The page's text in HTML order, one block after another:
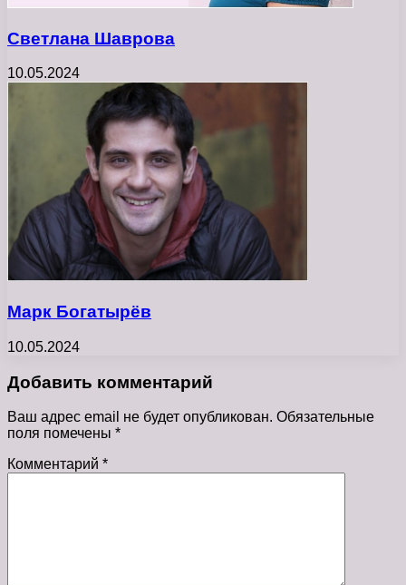
Светлана Шаврова
10.05.2024
Марк Богатырёв
10.05.2024
Добавить комментарий
Ваш адрес email не будет опубликован. Обязательные
поля помечены *
Комментарий *